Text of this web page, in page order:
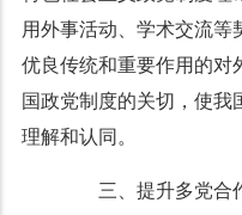
用外事活动、学术交流等
优良传统和重要作用的对
国政党制度的关切，使我
理解和认同。
三、提升多党合作